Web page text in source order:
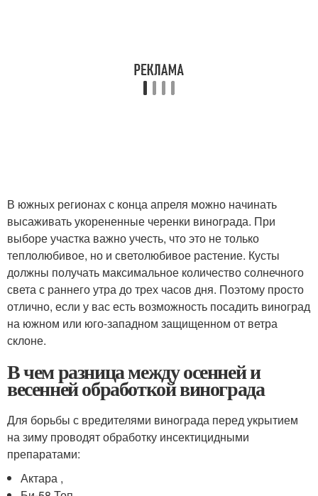
В южных регионах с конца апреля можно начинать
высаживать укорененные черенки винограда. При
выборе участка важно учесть, что это не только
теплолюбивое, но и светолюбивое растение. Кусты
должны получать максимальное количество солнечного
света с раннего утра до трех часов дня. Поэтому просто
отлично, если у вас есть возможность посадить виноград
на южном или юго-западном защищенном от ветра
склоне.
В чем разница между осенней и
весенней обработкой винограда
Для борьбы с вредителями винограда перед укрытием
на зиму проводят обработку инсектицидными
препаратами:
Актара ,